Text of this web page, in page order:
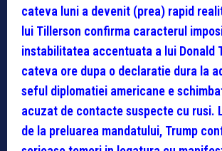
cateva luni a devenit (prea) rapid
lui Tillerson confirma caracterul
instabilitatea accentuata a lui Donald
cateva ore dupa o declaratie dura la
seful diplomatiei americane e
acuzat de contacte suspecte cu rusi.
de la preluarea mandatului, Trump